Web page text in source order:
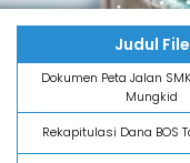
Judul File
Dokumen Peta Jalan
Mungkid
Rekapitulasi Dana BOS